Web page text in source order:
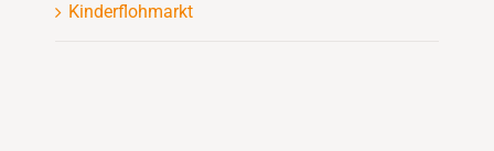
Kinderflohmarkt